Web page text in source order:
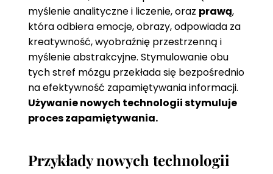
myślenie analityczne i liczenie, oraz prawą,
która odbiera emocje, obrazy, odpowiada za
kreatywność, wyobraźnię przestrzenną i
myślenie abstrakcyjne. Stymulowanie obu
tych stref mózgu przekłada się bezpośrednio
na efektywność zapamiętywania informacji.
Używanie nowych technologii stymuluje
proces zapamiętywania.
Przykłady nowych technologii